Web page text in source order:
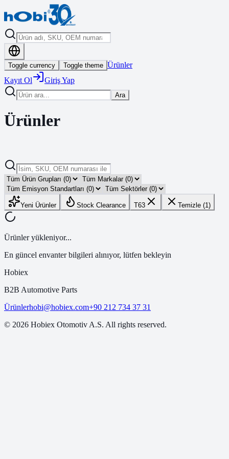
Toggle currency Toggle theme Ürünler
Kayıt Ol
Giriş Yap
Ara
Ürünler
Yeni Ürünler Stock Clearance T63 Temizle (1)
Ürünler yükleniyor...
En güncel envanter bilgileri alınıyor, lütfen bekleyin
Hobiex
B2B Automotive Parts
Ürünlerhobi@hobiex.com+90 212 734 37 31
© 2026 Hobiex Otomotiv A.S. All rights reserved.